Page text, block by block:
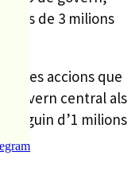
més de 3 milions
les accions que
govern central als
siguin d’1 milions